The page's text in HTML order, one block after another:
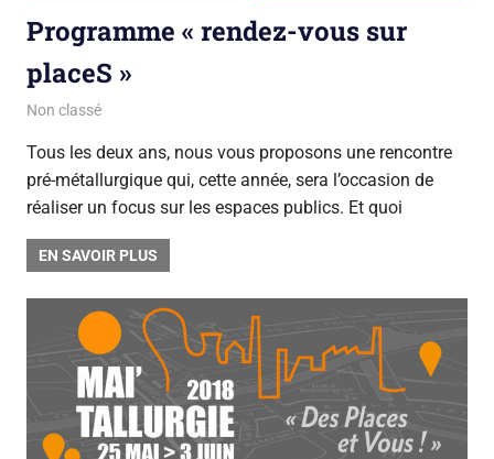
Programme « rendez-vous sur
placeS »
3 avril 2018
sarah mpa
Non classé
Tous les deux ans, nous vous proposons une rencontre
pré-métallurgique qui, cette année, sera l’occasion de
réaliser un focus sur les espaces publics. Et quoi
EN SAVOIR PLUS